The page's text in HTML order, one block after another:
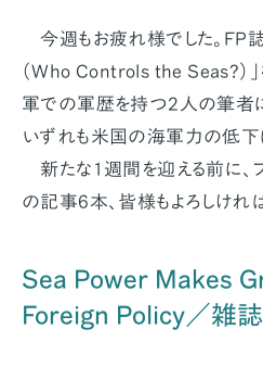
今週もお疲れ様でした。FP
（Who Controls the Seas?）
軍での軍歴を持つ2人の筆者
いずれも米国の海軍力の低下
新たな1週間を迎える前に、
の記事6本、皆様もよろしけ
Sea Power Makes
Foreign Policy／雑誌